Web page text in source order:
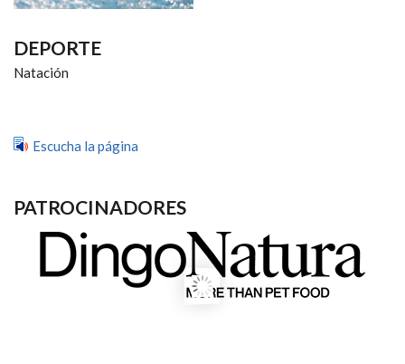
DEPORTE
Natación
Escucha la página
PATROCINADORES